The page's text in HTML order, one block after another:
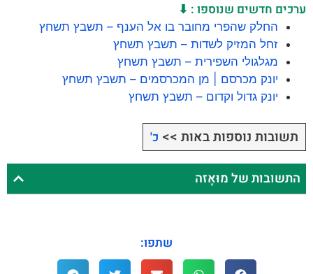
ערכים חדשים שנוספו : ⬇
החלק שהפרי מחובר בו אל הענף – תשבץ תשחץ
זחל המזיק לשדות – תשבץ תשחץ
מגלגולי השפירית – תשבץ תשחץ
יונק מכרסם | מן המכרסמים – תשבץ תשחץ
יונק גדול וקדום – תשבץ תשחץ
תשובות נוספות באות >> כ'
התשובות של מוּאָזה
שתפו: